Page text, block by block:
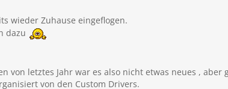
wieder Zuhause eingeflogen.
dazu
von letztes Jahr war es also nicht etwas neues , aber
von den Custom Drivers.